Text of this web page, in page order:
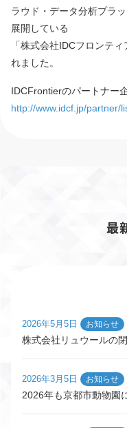
ラウド・データ分析プラ
展開している
「株式会社IDCフロンテ
れました。
IDCFrontierのパートナー
http://www.idcf.jp/partner/
最
2026年5月5日 お知らせ
株式会社リュウールの
2026年3月5日 お知らせ
2026年も京都市動物園